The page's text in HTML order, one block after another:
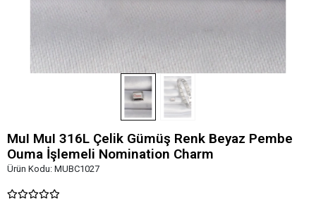
MuI MuI 316L Çelik Gümüş Renk Beyaz Pembe
Ouma İşlemeli Nomination Charm
Ürün Kodu: MUBC1027